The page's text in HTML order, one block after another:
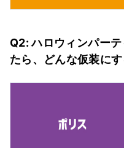
Q2: ハロウィンパー
たら、どんな仮装にす